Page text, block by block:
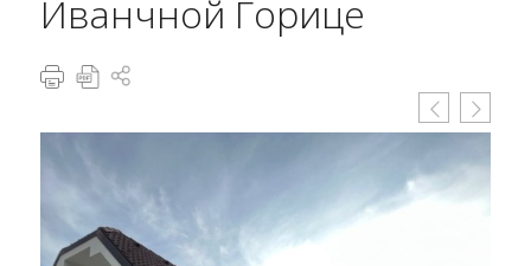
Иванчной Горице